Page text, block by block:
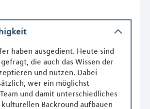
haben ausgedient. Heute sind
die auch das Wissen der
und nutzen. Dabei
wer ein möglichst
und damit unterschiedliches
kulturellen Backround aufbauen